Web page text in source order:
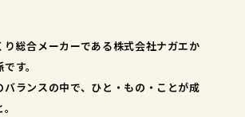
り総合メーカーである株式会社ナガエか
す。
バランスの中で、ひと・もの・ことが成